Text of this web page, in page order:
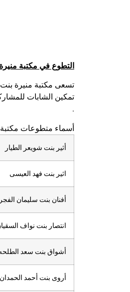
التطوع في مكتبة
تسعى مكتبة منيرة بنت
تمكين الشابات
.
أسماء متطوعات مكتبة
أثير بنت شويعر الطيار
اثير بنت فهد العيسى
أفنان بنت سليمان الفجر
انتصار بنت نواف
أشواق بنت سعد
أروى بنت أحمد الحمدان